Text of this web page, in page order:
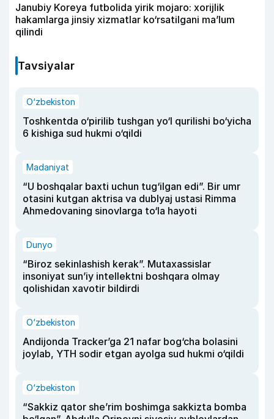
Janubiy Koreya futbolida yirik mojaro: xorijlik
hakamlarga jinsiy xizmatlar ko‘rsatilgani ma’lum
qilindi
Tavsiyalar
O‘zbekiston
Toshkentda o‘pirilib tushgan yo‘l qurilishi bo‘yicha
6 kishiga sud hukmi o‘qildi
Madaniyat
“U boshqalar baxti uchun tug‘ilgan edi”. Bir umr
otasini kutgan aktrisa va dublyaj ustasi Rimma
Ahmedovaning sinovlarga to‘la hayoti
Dunyo
“Biroz sekinlashish kerak”. Mutaxassislar
insoniyat sun’iy intellektni boshqara olmay
qolishidan xavotir bildirdi
O‘zbekiston
Andijonda Tracker’ga 21 nafar bog‘cha bolasini
joylab, YTH sodir etgan ayolga sud hukmi o‘qildi
O‘zbekiston
“Sakkiz qator she’rim boshimga sakkizta bomba